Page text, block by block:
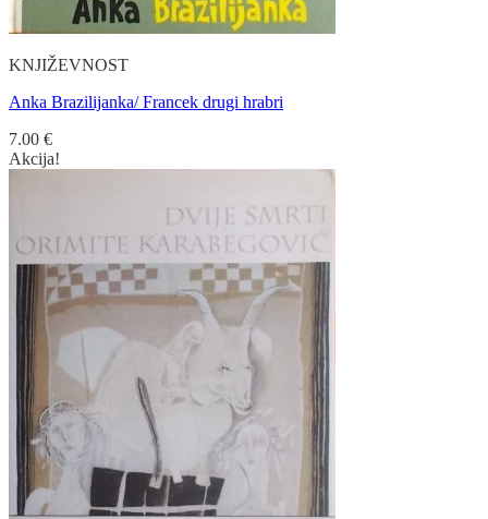
KNJIŽEVNOST
Anka Brazilijanka/ Francek drugi hrabri
7.00 €
Akcija!